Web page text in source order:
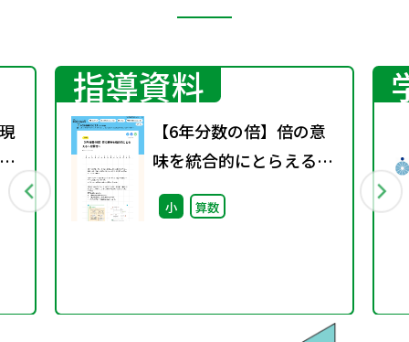
指導資料
【6年分数の倍】倍の意
味を統合的にとらえる～
分数倍～
小 算数